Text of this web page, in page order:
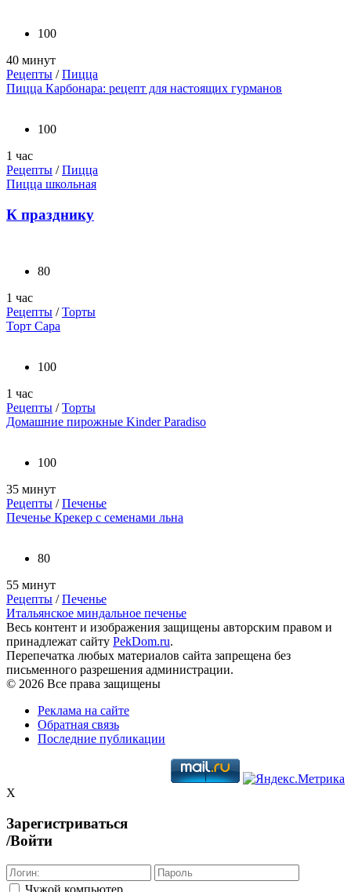
100
40 минут
Рецепты /Пицца
Пицца Карбонара: рецепт для настоящих гурманов
100
1 час
Рецепты /Пицца
Пицца школьная
К празднику
80
1 час
Рецепты /Торты
Торт Сара
100
1 час
Рецепты /Торты
Домашние пирожные Kinder Paradiso
100
35 минут
Рецепты /Печенье
Печенье Крекер с семенами льна
80
55 минут
Рецепты /Печенье
Итальянское миндальное печенье
Весь контент и изображения защищены авторским правом и
принадлежат сайту PekDom.ru.
Перепечатка любых материалов сайта запрещена без
письменного разрешения администрации.
© 2026 Все права защищены
Реклама на сайте
Обратная связь
Последние публикации
X
Зарегистриваться
/Войти
Чужой компьютер